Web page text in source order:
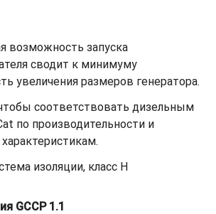
возможность запуска
сводит к минимуму
увеличения размеров генератора.
соответствовать дизельным
по производительности и
изоляции, класс H
GCCP 1.1